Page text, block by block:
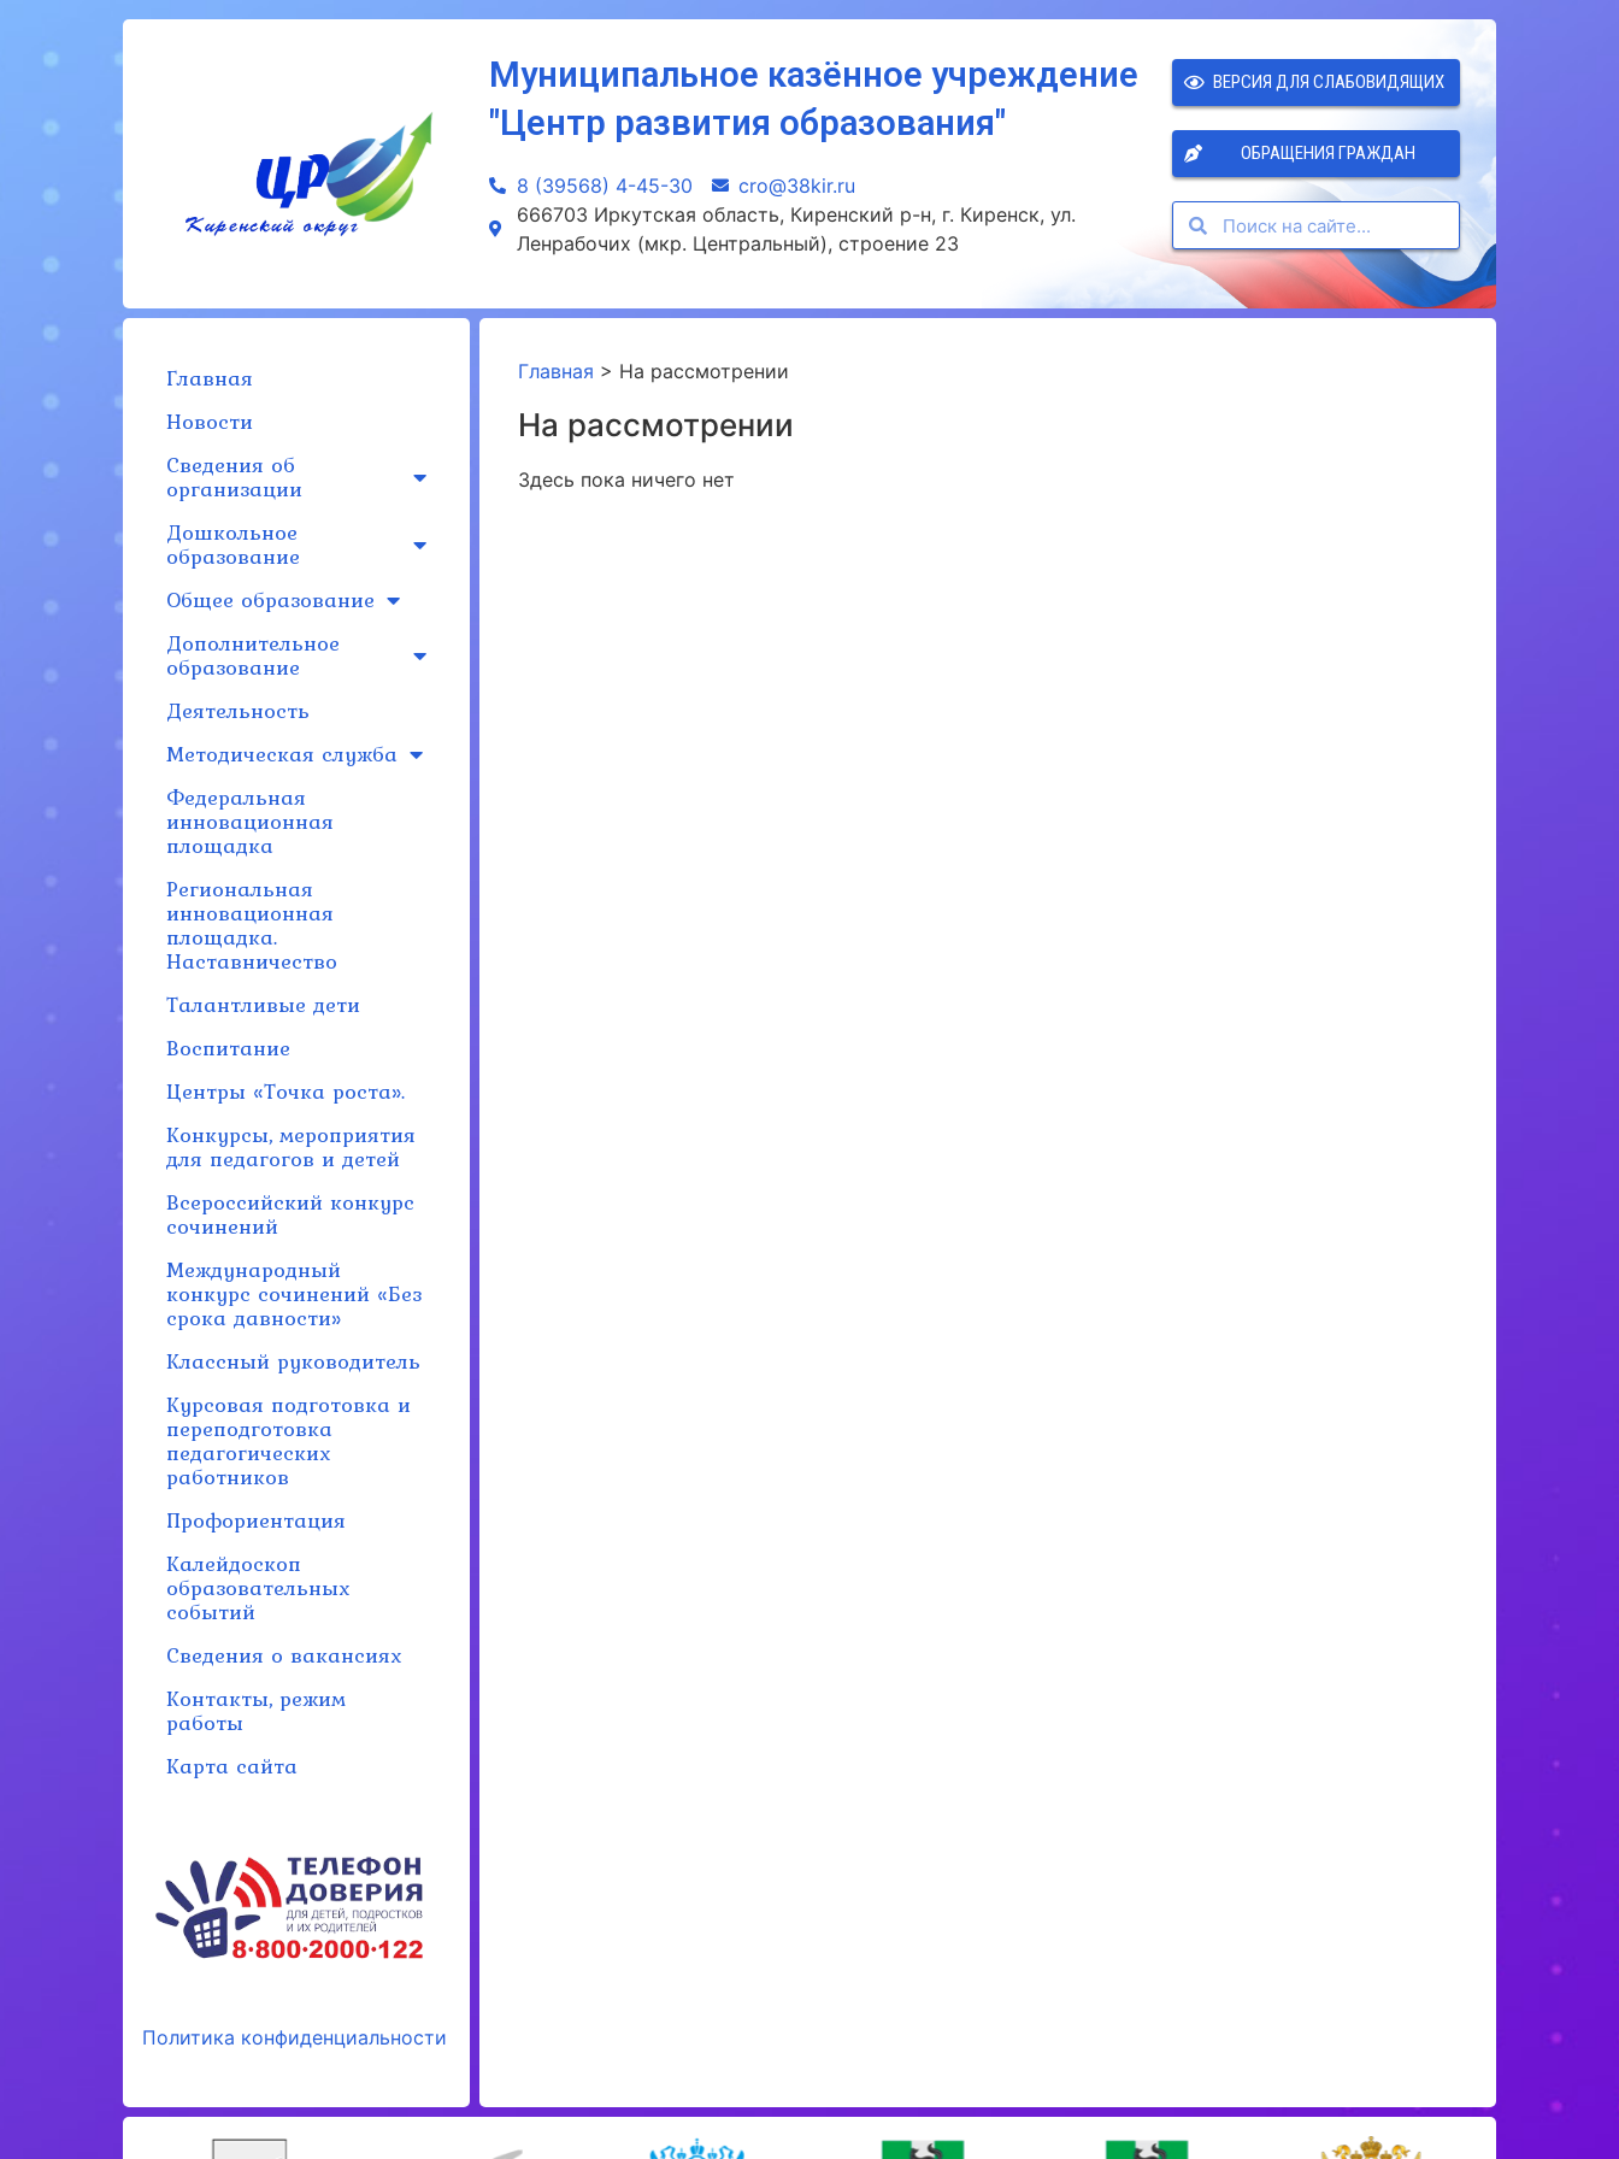
Муниципальное казённое учреждение
"Центр развития образования"
8 (39568) 4-45-30
сro@38kir.ru
666703 Иркутская область, Киренский р-н, г. Киренск, ул.
Ленрабочих (мкр. Центральный), строение 23
ВЕРСИЯ ДЛЯ СЛАБОВИДЯЩИХ
ОБРАЩЕНИЯ ГРАЖДАН
Главная
Новости
Сведения об
организации
Дошкольное
образование
Общее образование
Дополнительное
образование
Деятельность
Методическая служба
Федеральная
инновационная
площадка
Региональная
инновационная
площадка.
Наставничество
Талантливые дети
Воспитание
Центры «Точка роста».
Конкурсы, мероприятия
для педагогов и детей
Всероссийский конкурс
сочинений
Международный
конкурс сочинений «Без
срока давности»
Классный руководитель
Курсовая подготовка и
переподготовка
педагогических
работников
Профориентация
Калейдоскоп
образовательных
событий
Сведения о вакансиях
Контакты, режим
работы
Карта сайта
Политика конфиденциальности
Главная > На рассмотрении
На рассмотрении
Здесь пока ничего нет